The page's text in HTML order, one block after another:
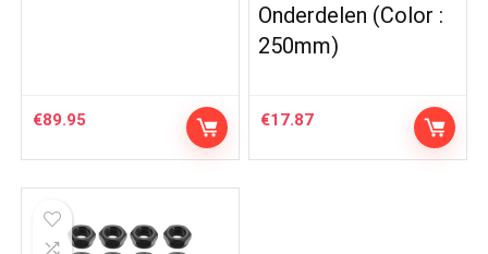
€89.95
Onderdelen (Color :
250mm)
€17.87